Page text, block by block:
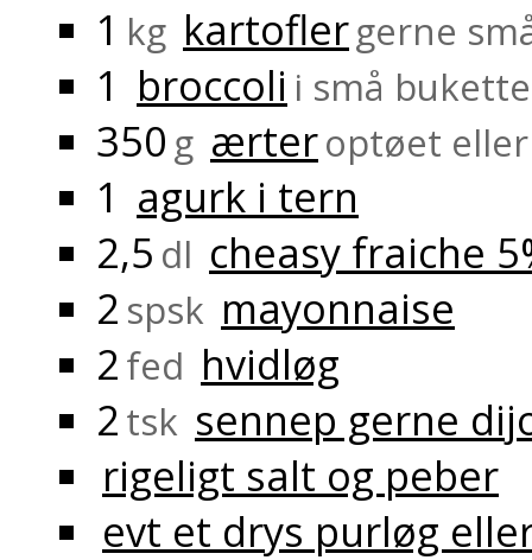
1 kg kartoflergerne
1 broccoli i små
350 g ærteroptøet
1 agurk i tern
2,5 dl cheasy fraiche
2 spsk mayonnaise
2fed hvidløg
2tsk sennep gerne
rigeligt salt og peber
evt et drys purløg